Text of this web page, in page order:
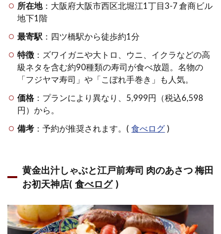
寿司
食べ
3000
のお
すす
め店
め
2.5
食べ
も安
心な
大阪
級寿
司屋
所在地：大阪府大阪市西区北堀江1丁目3-7 倉商ビル
地下1階
最寄駅 ：四ツ橋駅から徒歩約1分
特徴 ：ズワイガニや大トロ、ウニ、イクラなどの高
級ネタを含む約90種類の寿司が食べ放題。名物の
「フジヤマ寿司」や「こぼれ手巻き」も人気。
価格 ：プランにより異なり、5,999円（税込6,598
円）から。
備考 ：予約が推奨されます。( 食べログ )
黄金出汁しゃぶと江戸前寿司 肉のあさつ 梅田
お初天神店( 食べログ )